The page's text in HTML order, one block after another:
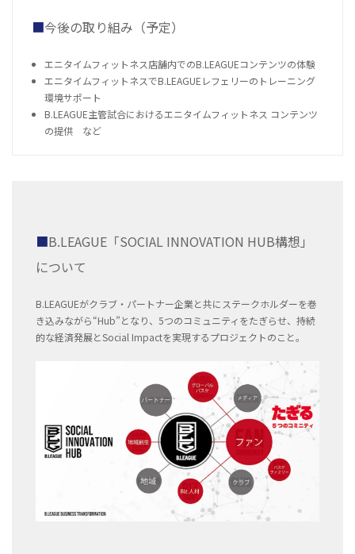
今後の取り組み（予定）
エニタイムフィットネス店舗内でのB.LEAGUEコンテンツの体験
エニタイムフィットネスでB.LEAGUEレフェリーのトレーニング
環境サポート
B.LEAGUE主管試合におけるエニタイムフィットネス コンテンツ
の提供 など
B.LEAGUE「SOCIAL INNOVATION HUB構想」
について
B.LEAGUEがクラブ・パートナー企業と共にステークホルダーを巻
き込みながら“Hub”となり、5つのコミュニティをたぎらせ、持続
的な経済発展とSocial Impactを実現するプロジェクトのこと。